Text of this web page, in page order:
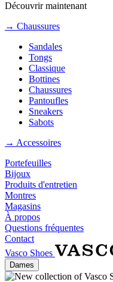
Découvrir maintenant
→ Chaussures
Sandales
Tongs
Classique
Bottines
Chaussures
Pantoufles
Sneakers
Sabots
→ Accessoires
Portefeuilles
Bijoux
Produits d'entretien
Montres
Magasins
À propos
Questions fréquentes
Contact
Vasco Shoes
Dames